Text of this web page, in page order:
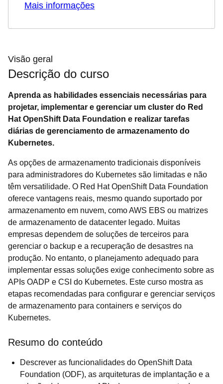
Visão geral
Descrição do curso
Aprenda as habilidades essenciais necessárias para
projetar, implementar e gerenciar um cluster do Red
Hat OpenShift Data Foundation e realizar tarefas
diárias de gerenciamento de armazenamento do
Kubernetes.
As opções de armazenamento tradicionais disponíveis
para administradores do Kubernetes são limitadas e não
têm versatilidade. O Red Hat OpenShift Data Foundation
oferece vantagens reais, mesmo quando suportado por
armazenamento em nuvem, como AWS EBS ou matrizes
de armazenamento de datacenter legado. Muitas
empresas dependem de soluções de terceiros para
gerenciar o backup e a recuperação de desastres na
produção. No entanto, o planejamento adequado para
implementar essas soluções exige conhecimento sobre as
APIs OADP e CSI do Kubernetes. Este curso mostra as
etapas recomendadas para configurar e gerenciar serviços
de armazenamento para containers e serviços do
Kubernetes.
Resumo do conteúdo
Descrever as funcionalidades do OpenShift Data
Foundation (ODF), as arquiteturas de implantação e a
Mais informações